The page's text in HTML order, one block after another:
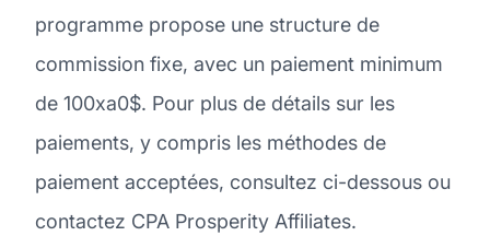
programme propose une structure de
commission fixe, avec un paiement minimum
de 100xa0$. Pour plus de détails sur les
paiements, y compris les méthodes de
paiement acceptées, consultez ci-dessous ou
contactez CPA Prosperity Affiliates.